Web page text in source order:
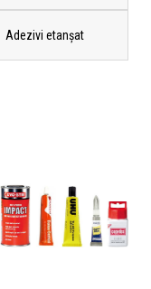
Adezivi etanșat